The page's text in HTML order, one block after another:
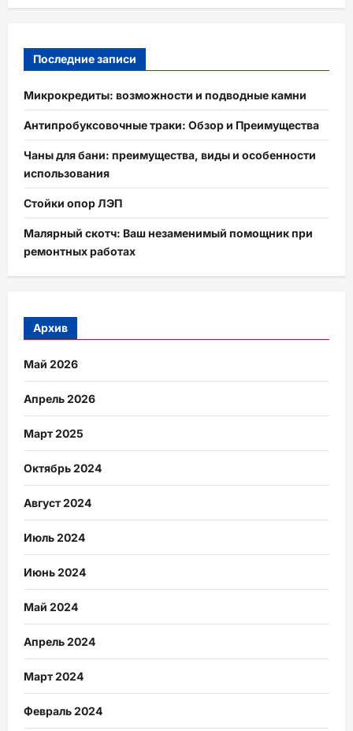
Последние записи
Микрокредиты: возможности и подводные камни
Антипробуксовочные траки: Обзор и Преимущества
Чаны для бани: преимущества, виды и особенности
использования
Стойки опор ЛЭП
Малярный скотч: Ваш незаменимый помощник при
ремонтных работах
Архив
Май 2026
Апрель 2026
Март 2025
Октябрь 2024
Август 2024
Июль 2024
Июнь 2024
Май 2024
Апрель 2024
Март 2024
Февраль 2024